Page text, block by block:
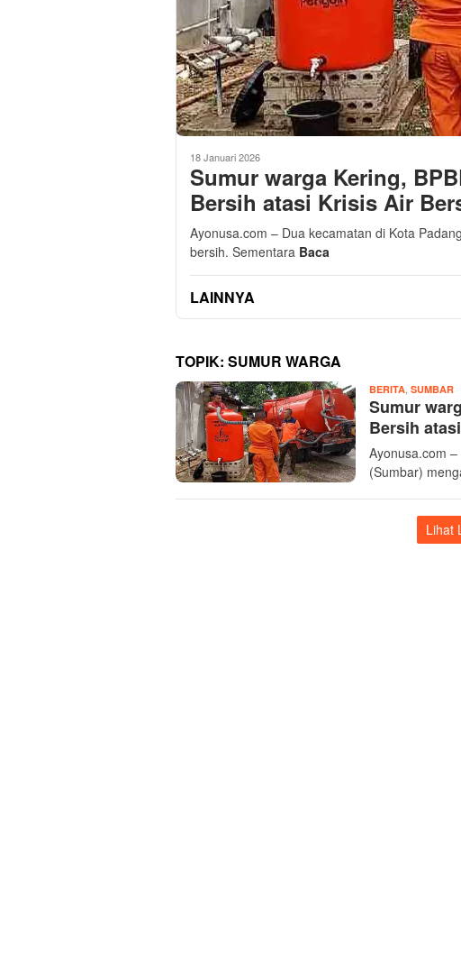
18 Januari 2026
Sumur warga Kering,
Bersih atasi Krisis Air
Ayonusa.com – Dua kecamatan di Kota
bersih. Sementara Baca
LAINNYA
TOPIK: SUMUR WARGA
BERITA SUMBAR
Sumur
Bersih
Ayonusa.com
(Sumbar)
Lihat